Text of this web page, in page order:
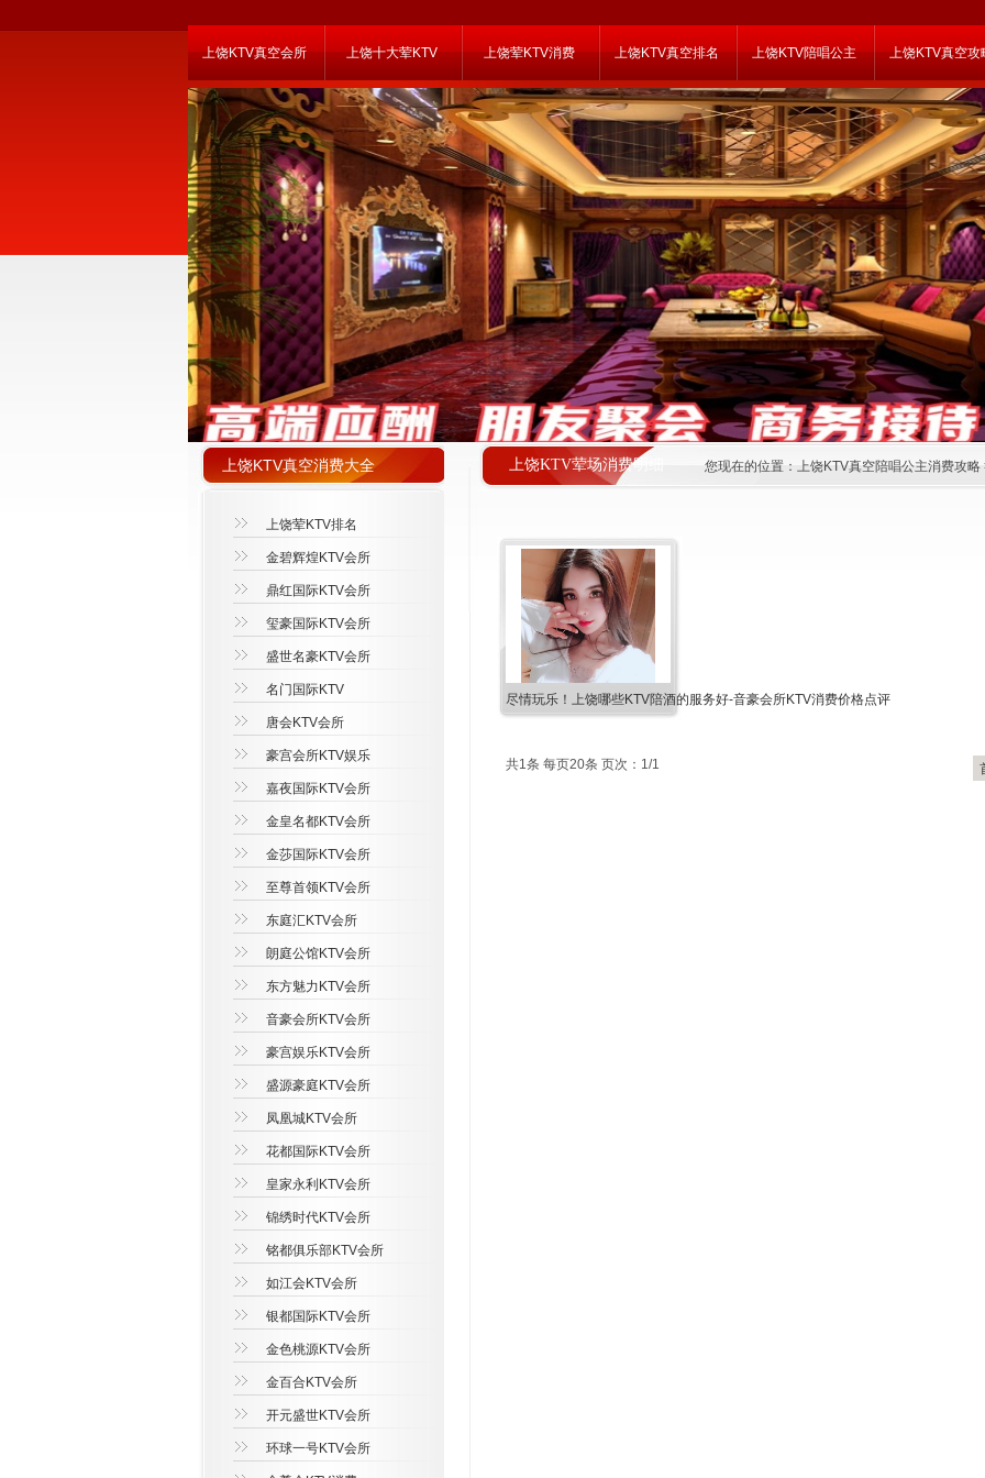
上饶KTV真空会所 上饶十大荤KTV 上饶荤KTV消费 上饶KTV真空排名 上饶KTV陪唱公主 上饶KTV真空攻
上饶KTV荤场消费明细 您现在的位置： 上饶KTV真空陪唱公主消费攻略
尽情玩乐！上饶哪些KTV陪酒的服务好-音豪会所KTV消费价格点评
共1条 每页20条 页次：1/1
上饶KTV真空消费大全
上饶荤KTV排名
金碧辉煌KTV会所
鼎红国际KTV会所
玺豪国际KTV会所
盛世名豪KTV会所
名门国际KTV
唐会KTV会所
豪宫会所KTV娱乐
嘉夜国际KTV会所
金皇名都KTV会所
金莎国际KTV会所
至尊首领KTV会所
东庭汇KTV会所
朗庭公馆KTV会所
东方魅力KTV会所
音豪会所KTV会所
豪宫娱乐KTV会所
盛源豪庭KTV会所
凤凰城KTV会所
花都国际KTV会所
皇家永利KTV会所
锦绣时代KTV会所
铭都俱乐部KTV会所
如江会KTV会所
银都国际KTV会所
金色桃源KTV会所
金百合KTV会所
开元盛世KTV会所
环球一号KTV会所